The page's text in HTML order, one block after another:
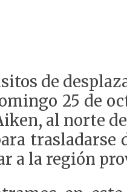
de
25 de
al norte
a la región